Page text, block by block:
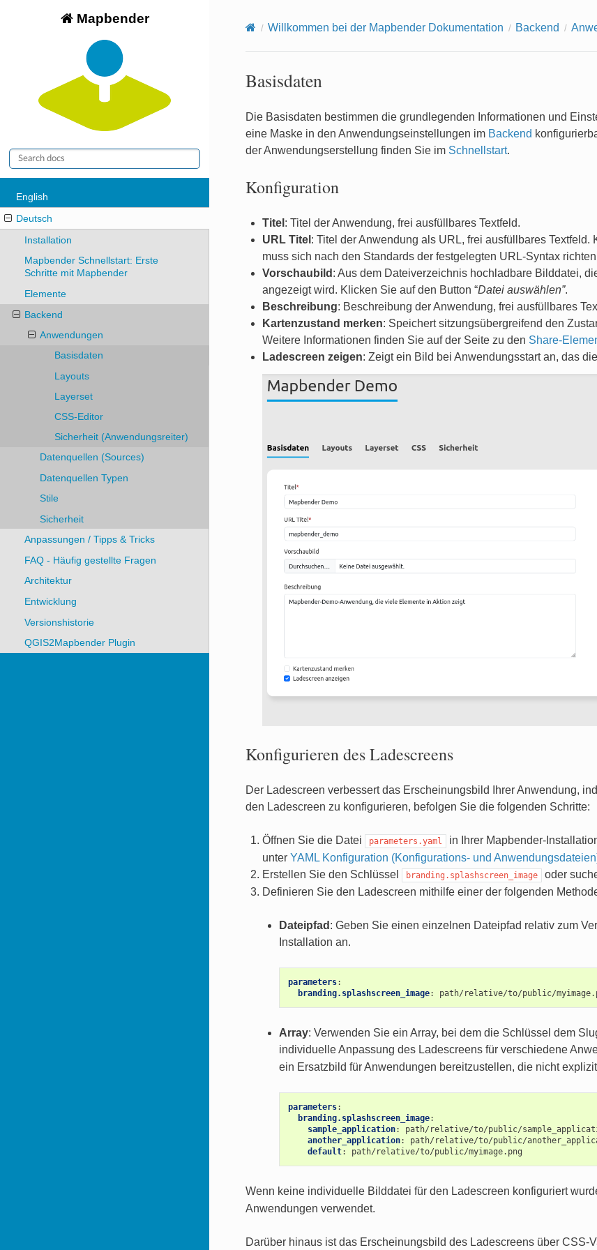
Mapbender
English
Deutsch
Installation
Mapbender Schnellstart: Erste
Schritte mit Mapbender
Elemente
Backend
Anwendungen
Basisdaten
Layouts
Layerset
CSS-Editor
Sicherheit (Anwendungsreiter)
Datenquellen (Sources)
Datenquellen Typen
Stile
Sicherheit
Anpassungen / Tipps & Tricks
FAQ - Häufig gestellte Fragen
Architektur
Entwicklung
Versionshistorie
QGIS2Mapbender Plugin
Willkommen bei der Mapbender Dokumentation Backend
Basisdaten
Die Basisdaten bestimmen die grundlegenden Informationen und
eine Maske in den Anwendungseinstellungen im Backend
der Anwendungserstellung finden Sie im Schnellstart.
Konfiguration
Titel : Titel der Anwendung, frei ausfüllbares Textfeld.
URL Titel : Titel der Anwendung als URL, frei ausfüllbares
muss sich nach den Standards der festgelegten URL-Syntax
Vorschaubild : Aus dem Dateiverzeichnis hochladbare Bilddatei,
angezeigt wird. Klicken Sie auf den Button “Datei auswählen”.
Beschreibung: Beschreibung der Anwendung, frei ausfüllbares
Kartenzustand merken: Speichert sitzungsübergreifend den
Weitere Informationen finden Sie auf der Seite zu den Share-
Ladescreen zeigen: Zeigt ein Bild bei Anwendungsstart an, das
Konfigurieren des Ladescreens
Der Ladescreen verbessert das Erscheinungsbild Ihrer Anwendung,
den Ladescreen zu konfigurieren, befolgen Sie die folgenden Schritte:
Öffnen Sie die Datei parameters.yaml
in Ihrer Mapbender-
unter YAML Konfiguration (Konfigurations- und
Erstellen Sie den Schlüssel
branding.splashscreen_image
oder
Definieren Sie den Ladescreen mithilfe einer der folgenden
Dateipfad : Geben Sie einen einzelnen Dateipfad relativ zum
Installation an.
parameters:
branding.splashscreen_image: path/relative/to/public/
Array: Verwenden Sie ein Array, bei dem die Schlüssel dem
individuelle Anpassung des Ladescreens für verschiedene
ein Ersatzbild für Anwendungen bereitzustellen, die nicht
parameters:
branding.splashscreen_image:
sample_application:
path/relative/to/public/
another_application:
path/relative/to/public/
default: path/relative/to/public/myimage.png
Wenn keine individuelle Bilddatei für den Ladescreen konfiguriert
Anwendungen verwendet.
Darüber hinaus ist das Erscheinungsbild des Ladescreens über CSS-